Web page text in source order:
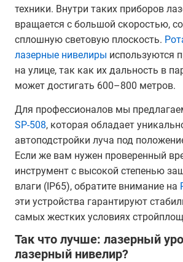
техники. Внутри таких приборов
вращается с большой скоростью,
сплошную световую плоскость.
лазерные нивелиры используются
на улице, так как их дальность в
может достигать 600–800 метров.
Для профессионалов мы
SP-508, которая обладает
автоподстройки луча под
Если же вам нужен проверенный
инструмент с высокой степенью
влаги (IP65), обратите внимание на
эти устройства гарантируют
самых жестких условиях
Так что лучше: лазерный
лазерный нивелир?